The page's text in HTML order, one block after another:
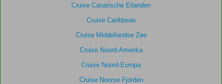
Cruise Canarische Eilanden
Cruise Caribbean
Cruise Middellandse Zee
Cruise Noord-Amerika
Cruise Noord-Europa
Cruise Noorse Fjorden